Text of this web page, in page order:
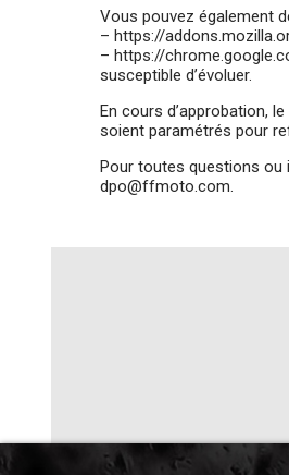
Vous pouvez également
– https://
– https://
susceptible d’évoluer.
En cours d’approbation,
soient paramétrés pour
Pour toutes questions ou
dpo@ffmoto.com.